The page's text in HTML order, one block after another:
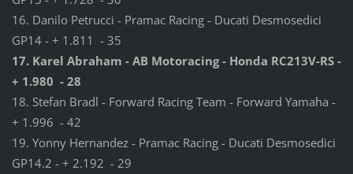
16. Danilo Petrucci - Pramac Racing - Ducati Desmosedici
GP14 - + 1.811 - 35
17. Karel Abraham - AB Motoracing - Honda RC213V-RS -
+ 1.980 - 28
18. Stefan Bradl - Forward Racing Team - Forward Yamaha -
+ 1.996 - 42
19. Yonny Hernandez - Pramac Racing - Ducati Desmosedici
GP14.2 - + 2.192 - 29